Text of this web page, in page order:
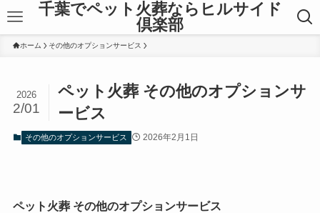
千葉でペット火葬ならヒルサイド
倶楽部
ホーム その他のオプションサービス
ペット火葬 その他のオプションサ
ービス
2026
2/01
その他のオプションサービス 2026年2月1日
ペット火葬 その他のオプションサービス